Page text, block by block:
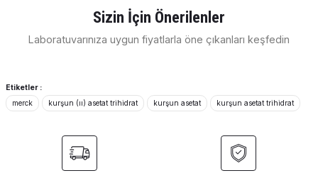
Görüş ve önerileriniz için teşekkür ederiz.
Ürün resmi kalitesiz, bozuk veya görüntülenemiyor.
Ürün bilgilerinde hatalar bulunuyor.
Ürün fiyatı diğer sitelerden daha pahalı.
Sizin İçin Önerilenler
Laboratuvarınıza uygun fiyatlarla öne çıkanları keşfedin
Merck Gram's Crystal Violet Solution for Microscopy
Merck Millipore
Merck Gibberellic Acid for Synthesis (Gibberellic Asit)
Etiketler :
merck
kurşun (ıı) asetat trihidrat kurşun asetat kurşun asetat trihidrat